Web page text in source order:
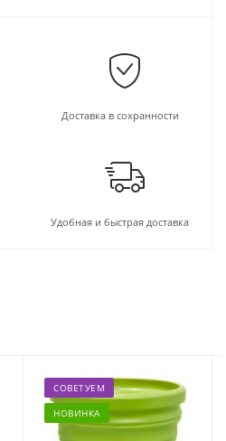
Доставка в сохранности
Удобная и быстрая доставка
СОВЕТУЕМ
НОВИНКА